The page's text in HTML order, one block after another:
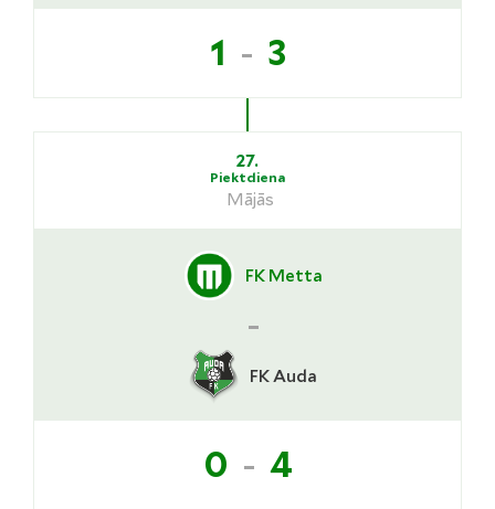
1 - 3
27.
Piektdiena
Mājās
FK Metta
-
FK Auda
0 - 4